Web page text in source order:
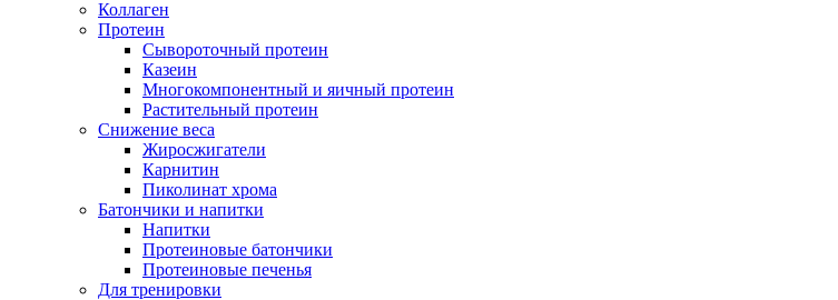
Коллаген
Протеин
Сывороточный протеин
Казеин
Многокомпонентный и яичный протеин
Растительный протеин
Снижение веса
Жиросжигатели
Карнитин
Пиколинат хрома
Батончики и напитки
Напитки
Протеиновые батончики
Протеиновые печенья
Для тренировки